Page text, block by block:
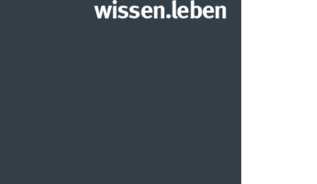
wissen.leben